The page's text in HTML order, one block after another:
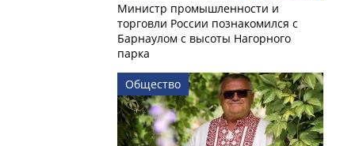
Министр промышленности и
торговли России познакомился с
Барнаулом с высоты Нагорного
парка
Общество